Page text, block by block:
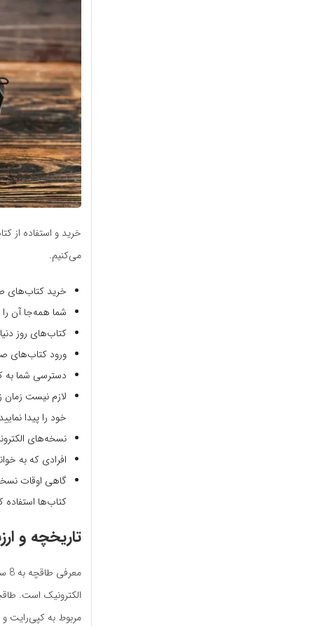
خرید و استفاده از
می‌کنیم.
خرید کتاب‌های
شما همه‌جا آن را
کتاب‌های روز
ورود کتاب‌های
دسترسی شما به
لازم نیست زمان
خود را پیدا
نسخه‌های
افرادی که به
گاهی اوقات
کتاب‌ها استفاده
تاریخچه و
الکترونیک است.
مربوط به کپی‌رایت